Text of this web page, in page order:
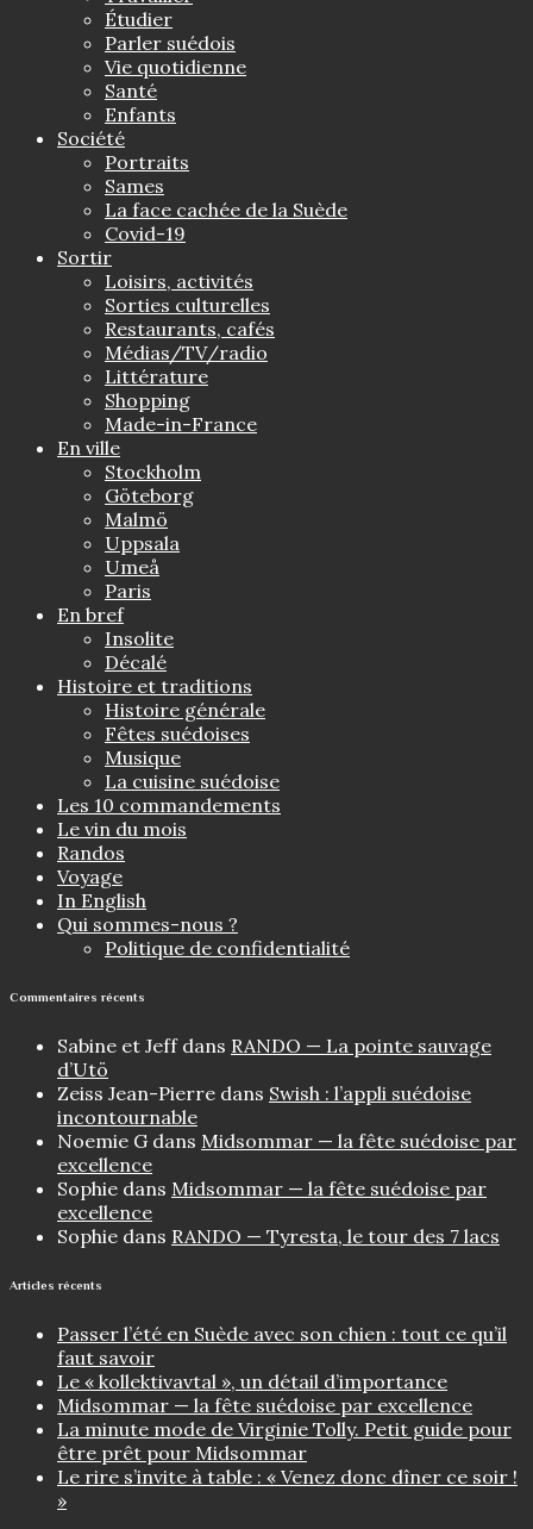
Étudier
Parler suédois
Vie quotidienne
Santé
Enfants
Société
Portraits
Sames
La face cachée de la Suède
Covid-19
Sortir
Loisirs, activités
Sorties culturelles
Restaurants, cafés
Médias/TV/radio
Littérature
Shopping
Made-in-France
En ville
Stockholm
Göteborg
Malmö
Uppsala
Umeå
Paris
En bref
Insolite
Décalé
Histoire et traditions
Histoire générale
Fêtes suédoises
Musique
La cuisine suédoise
Les 10 commandements
Le vin du mois
Randos
Voyage
In English
Qui sommes-nous ?
Politique de confidentialité
Commentaires récents
Sabine et Jeffdans RANDO — La pointe sauvage
d’Utö
Zeiss Jean-Pierre dans Swish : l’appli suédoise
incontournable
Noemie G dans Midsommar — la fête suédoise par
excellence
Sophie dans Midsommar — la fête suédoise par
excellence
Sophie dans RANDO — Tyresta, le tour des 7 lacs
Articles récents
Passer l’été en Suède avec son chien : tout ce qu’il
faut savoir
Le « kollektivavtal », un détail d’importance
Midsommar — la fête suédoise par excellence
La minute mode de Virginie Tolly. Petit guide pour
être prêt pour Midsommar
Le rire s’invite à table : « Venez donc dîner ce soir !
»